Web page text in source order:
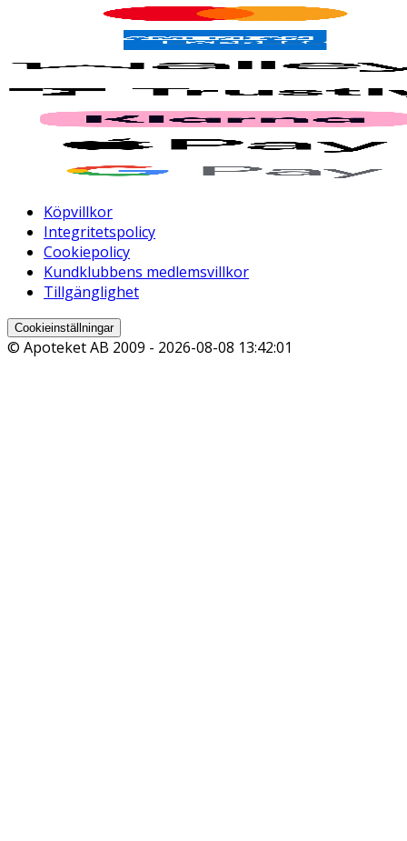
Köpvillkor
Integritetspolicy
Cookiepolicy
Kundklubbens medlemsvillkor
Tillgänglighet
Cookieinställningar
© Apoteket AB 2009 - 2026-08-08 13:42:01